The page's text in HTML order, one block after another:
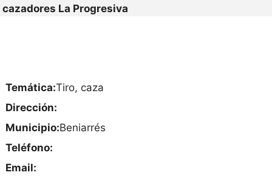
cazadores La Progresiva
Temática:Tiro, caza
Dirección:
Municipio:Beniarrés
Teléfono:
Email: